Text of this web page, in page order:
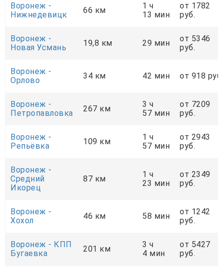
Воронеж -
Нижнедевицк
66 км
1 ч
13 мин
от 1782
руб.
Воронеж -
Новая Усмань
19,8 км 29 мин
от 5346
руб.
Воронеж -
Орлово
34 км 42 мин от 918 руб.
Воронеж -
Петропавловка
267 км
3 ч
57 мин
от 7209
руб.
Воронеж -
Репьёвка
109 км
1 ч
57 мин
от 2943
руб.
Воронеж -
Средний
Икорец
87 км
1 ч
23 мин
от 2349
руб.
Воронеж -
Хохол
46 км 58 мин
от 1242
руб.
Воронеж - КПП
Бугаевка
201 км
3 ч
4 мин
от 5427
руб.